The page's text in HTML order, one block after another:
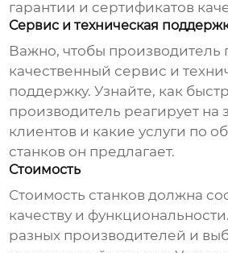
гарантии и сертификатов
Сервис и техническая
Важно, чтобы производитель
качественный сервис и
поддержку. Узнайте, как
производитель реагирует на
клиентов и какие услуги по
станков он предлагает.
Стоимость
Стоимость станков должна
качеству и
разных производителей и